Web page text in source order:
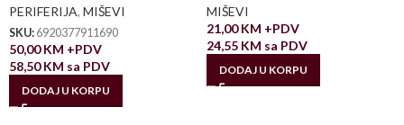
PERIFERIJA, MIŠEVI
SKU: 6920377911690
50,00KM +PDV
58,50KM sa PDV
DODAJ U KORPU
MIŠEVI
21,00KM +PDV
24,55 KM sa PDV
DODAJ U KORPU